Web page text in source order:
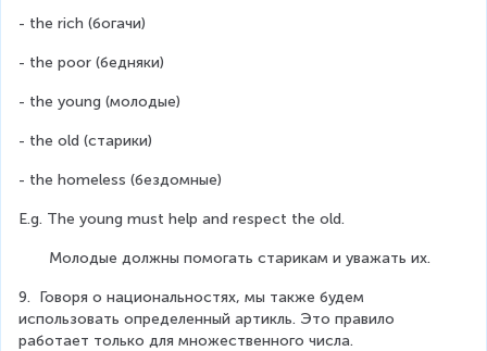
- the rich (богачи)
- the poor (бедняки)
- the young (молодые)
- the old (старики)
- the homeless (бездомные)
E.g. The young must help and respect the old.
Молодые должны помогать старикам и уважать их.
9.  Говоря о национальностях, мы также будем
использовать определенный артикль. Это правило
работает только для множественного числа.